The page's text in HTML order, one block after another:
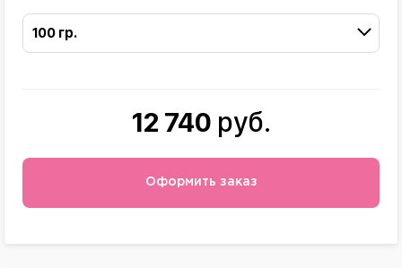
100 гр.
12 740 руб.
Оформить заказ